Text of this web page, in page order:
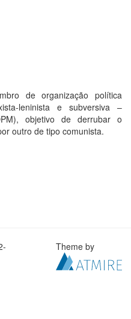
de organização política
leninista e subversiva –
objetivo de derrubar o
outro de tipo comunista.
Theme by